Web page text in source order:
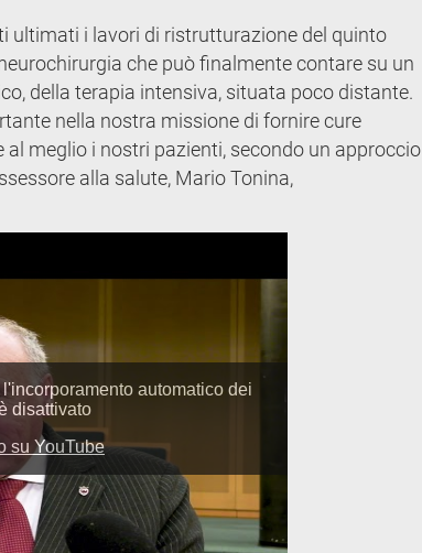
ultimati i lavori di ristrutturazione del quinto
che può finalmente contare su un
della terapia intensiva, situata poco distante.
nella nostra missione di fornire cure
meglio i nostri pazienti, secondo un approccio
alla salute, Mario Tonina,